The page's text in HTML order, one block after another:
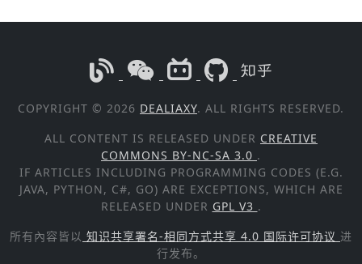
COPYRIGHT © 2026 DEALIAXY. ALL RIGHTS RESERVED.
ALL CONTENT IS RELEASED UNDER CREATIVE
COMMONS BY-NC-SA 3.0 .
IF ARTICLES INCLUDING PROGRAMMING CODES (E.G.
JAVA, PYTHON, C#, GO) ARE EXCEPTIONS, WHICH ARE
RELEASED UNDER GPL V3 .
所有內容皆以 知识共享署名-相同方式共享 4.0 国际许可协议 进
行发布。